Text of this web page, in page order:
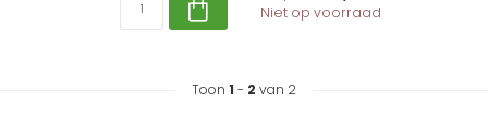
Niet op voorraad
Toon 1 - 2 van 2